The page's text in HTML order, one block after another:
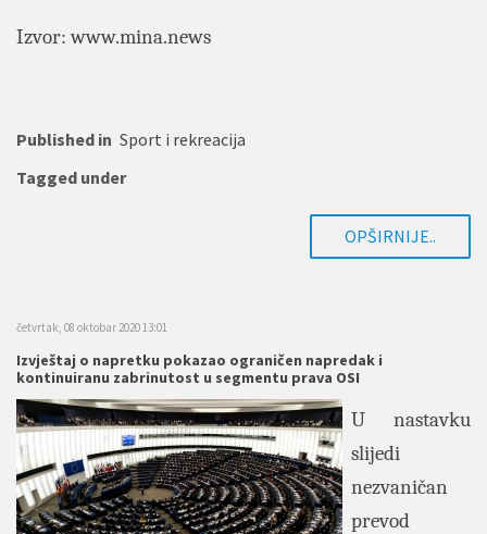
Izvor:www.mina.news
Published in Sport i rekreacija
Tagged under
OPŠIRNIJE..
četvrtak, 08 oktobar 2020 13:01
Izvještaj o napretku pokazao ograničen napredak i
kontinuiranu zabrinutost u segmentu prava OSI
U nastavku
slijedi
nezvaničan
prevod